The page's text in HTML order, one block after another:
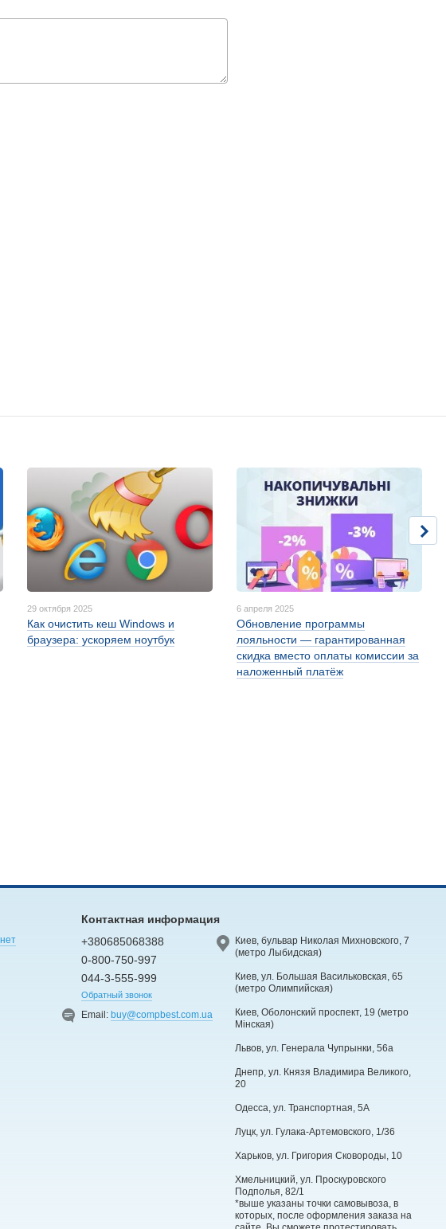
29 октября 2025
Как очистить кеш Windows и
браузера: ускоряем ноутбук
6 апреля 2025
Обновление программы
лояльности — гарантированная
скидка вместо оплаты комиссии за
наложенный платёж
Контактная информация
+380685068388
0-800-750-997
044-3-555-999
Обратный звонок
Email:buy@compbest.com.ua
Киев, бульвар Николая Михновского, 7
(метро Лыбидская)
Киев, ул. Большая Васильковская, 65
(метро Олимпийская)
Киев, Оболонский проспект, 19 (метро
Мінская)
Львов, ул. Генерала Чупрынки, 56а
Днепр, ул. Князя Владимира Великого,
20
Одесса, ул. Транспортная, 5А
Луцк, ул. Гулака-Артемовского, 1/36
Харьков, ул. Григория Сковороды, 10
Хмельницкий, ул. Проскуровского
Подполья, 82/1
*выше указаны точки самовывоза, в
которых, после оформления заказа на